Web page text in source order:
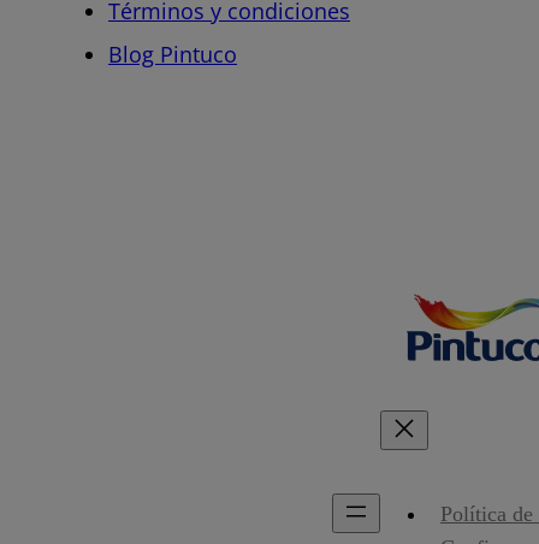
Términos y condiciones
Blog Pintuco
Política de